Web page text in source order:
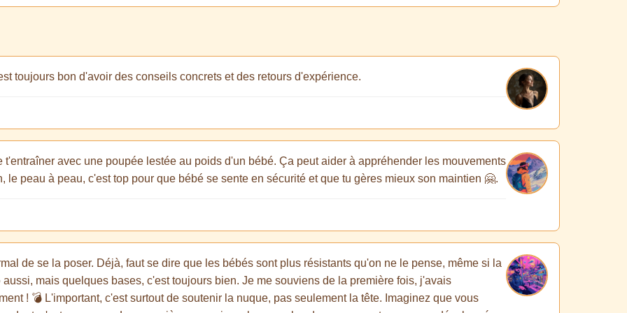
toujours bon d'avoir des conseils concrets et des retours d'expérience.
avec une poupée lestée au poids d'un bébé. Ça peut aider à appréhender les mouvements
le peau à peau, c'est top pour que bébé se sente en sécurité et que tu gères mieux son maintien 🤗.
de se la poser. Déjà, faut se dire que les bébés sont plus résistants qu'on ne le pense, même si la
mais quelques bases, c'est toujours bien. Je me souviens de la première fois, j'avais
! 💣 L'important, c'est surtout de soutenir la nuque, pas seulement la tête. Imaginez que vous